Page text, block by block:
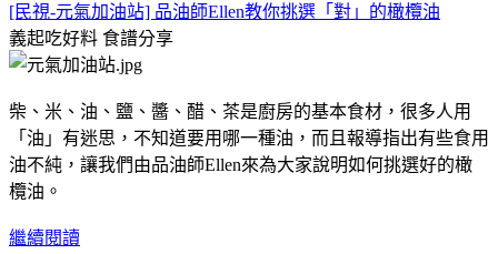
[民視-元氣加油站] 品油師Ellen教你挑選「對」的橄欖油
義起吃好料 食譜分享
柴、米、油、鹽、醬、醋、茶是廚房的基本食材，很多人用
「油」有迷思，不知道要用哪一種油，而且報導指出有些食用
油不純，讓我們由品油師Ellen來為大家說明如何挑選好的橄
欖油。
繼續閱讀